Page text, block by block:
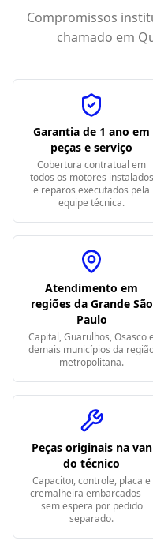
Compromissos
chamado em
Garantia de 1 ano em
peças e serviço
Cobertura contratual em
todos os motores instalados
e reparos executados pela
equipe técnica.
Atendimento em
regiões da Grande São
Paulo
Capital, Guarulhos, Osasco e
demais municípios da
metropolitana.
Peças originais na van
do técnico
Capacitor, controle, placa e
cremalheira embarcados —
sem espera por pedido
separado.